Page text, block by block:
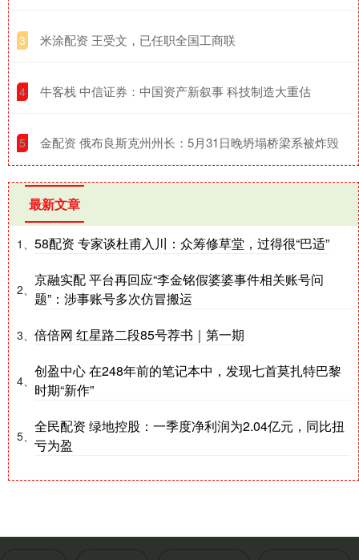
3 ​米涂配资 王受文，已任职全国工商联
4 ​牛客栈 中信证券：中国资产新叙事 科技制造大重估
5 ​金配资 俄布良斯克州州长：5月31日晚坍塌桥梁系被炸毁
最新文章
1、 58配资 专家谈杜甫入川：众筹修草堂，过得很“巴适”
2、
京融实配 平台再回应“李金铭假婆婆事件相关账号问
题”：涉事账号多次仿冒搬运
3、 倍倍网 红星路二段85号荐书｜第一期
4、
创盈中心 在248年前的笔记本中，发现七首莫扎特巴黎
时期“新作”
5、
全民配资 绿地控股：一季度净利润为2.04亿元，同比扭
亏为盈